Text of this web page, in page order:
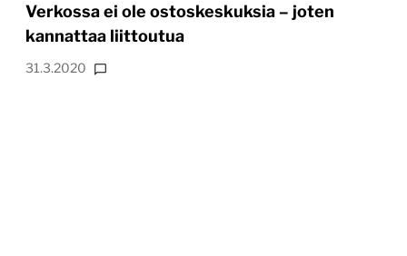
Verkossa ei ole ostoskeskuksia – joten
kannattaa liittoutua
31.3.2020